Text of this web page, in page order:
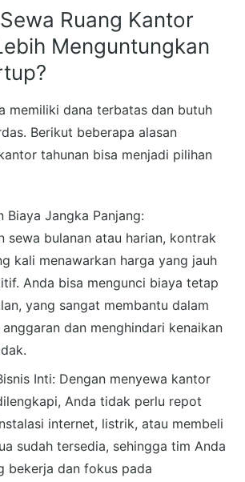
Ruang Kantor
Menguntungkan
memiliki dana terbatas dan butuh
Berikut beberapa alasan
tahunan bisa menjadi pilihan
Biaya Jangka Panjang:
sewa bulanan atau harian, kontrak
kali menawarkan harga yang jauh
Anda bisa mengunci biaya tetap
yang sangat membantu dalam
anggaran dan menghindari kenaikan
Inti: Dengan menyewa kantor
Anda tidak perlu repot
internet, listrik, atau membeli
sudah tersedia, sehingga tim Anda
bekerja dan fokus pada